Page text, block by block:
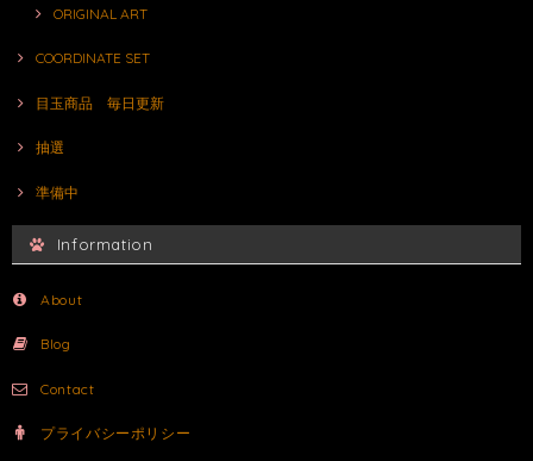
ORIGINAL ART
COORDINATE SET
目玉商品 毎日更新
抽選
準備中
Information
About
Blog
Contact
プライバシーポリシー